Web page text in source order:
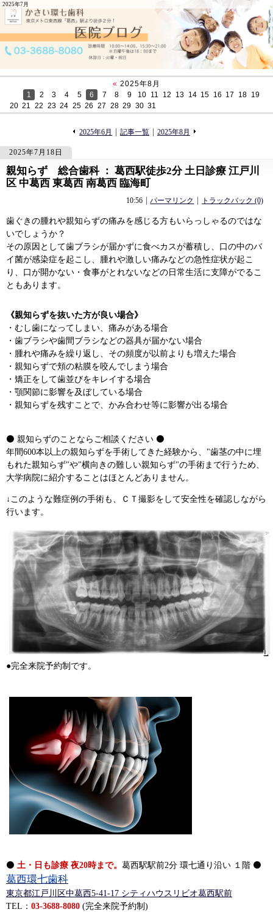
2025年7月
« 2025年8月
1
2 3 4 5 6 7 8 9 10 11 12 13 14 15 16 17 18 19
20 21 22 23 24 25 26 27 28 29 30 31
«
2025年6月 記事一覧 2025年8月
2025年7月18日
親知らず 総合歯科 ： 葛西駅徒歩2分 土日診療 江戸川
区 中葛西 東葛西 南葛西 臨海町
10:56 パーマリンク トラックバック (0)
歯ぐきの腫れや親知らずの痛みを感じる方もいらっしゃるのではな
いでしょうか？
その原因として歯ブラシが届かずに食べカスが蓄積し、口の中のバ
イ菌が感染症を起こし、腫れや激しい痛みなどの急性症状が起こ
り、口が開かない・食事がとれないなどの日常生活に支障がでるこ
ともあります。
《親知らずを抜いた方が良い場合》
・むし歯になってしまい、痛みがある場合
・歯ブラシや歯間ブラシなどの器具が届かない場合
・腫れや痛みを繰り返し、その頻度が以前よりも増えた場合
・親知らずで頬の粘膜を咬んでしまう場合
・矯正をして歯並びをキレイする場合
・顎関節に影響を及ぼしている場合
・親知らずを残すことで、かみ合わせ等に影響が出る場合
⚫ 親知らずのことならご相談ください ⚫
年間600本以上の親知らずを手術してきた経験から、"歯茎の中に埋
もれた親知らず"や"横向きの難しい親知らず"の手術まで行うため、
大学病院に紹介することはほとんどありません。
↓このような難症例の手術も、ＣＴ撮影をして安全性を確認しながら
行います。
●完全来院予約制です。
⚫ 土・日も診療 夜20時まで。 葛西駅駅前2分 環七通り沿い １階 ⚫
葛西環七歯科
東京都江戸川区中葛西5-41-17 シティハウスリビオ葛西駅前
TEL： 03-3688-8080 (完全来院予約制)